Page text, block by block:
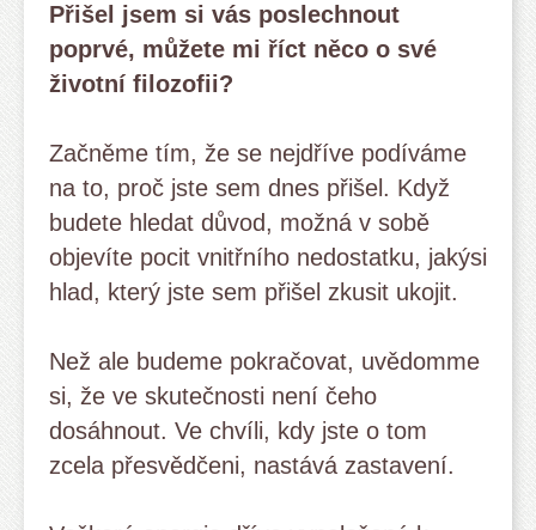
Přišel jsem si vás poslechnout
poprvé, můžete mi říct něco o své
životní filozofii?
Začněme tím, že se nejdříve podíváme
na to, proč jste sem dnes přišel. Když
budete hledat důvod, možná v sobě
objevíte pocit vnitřního nedostatku, jakýsi
hlad, který jste sem přišel zkusit ukojit.
Než ale budeme pokračovat, uvědomme
si, že ve skutečnosti není čeho
dosáhnout. Ve chvíli, kdy jste o tom
zcela přesvědčeni, nastává zastavení.